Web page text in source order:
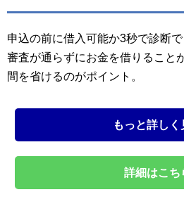
申込の前に借入可能か3秒で診断
審査が通らずにお金を借りること
間を省けるのがポイント。
もっと詳しく
詳細はこち